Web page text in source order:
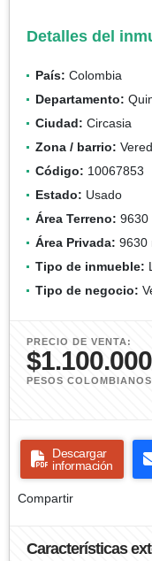
Detalles del
País: Colombia
Departamento:
Ciudad: Circasia
Zona / barrio:
Código: 10067853
Estado: Usado
Área Terreno: 9630
Área Privada: 9630
Tipo de inmueble:
Tipo de negocio:
PRECIO DE VENTA:
PESOS COLOMBIANOS
Descargar
información
Compartir
Características